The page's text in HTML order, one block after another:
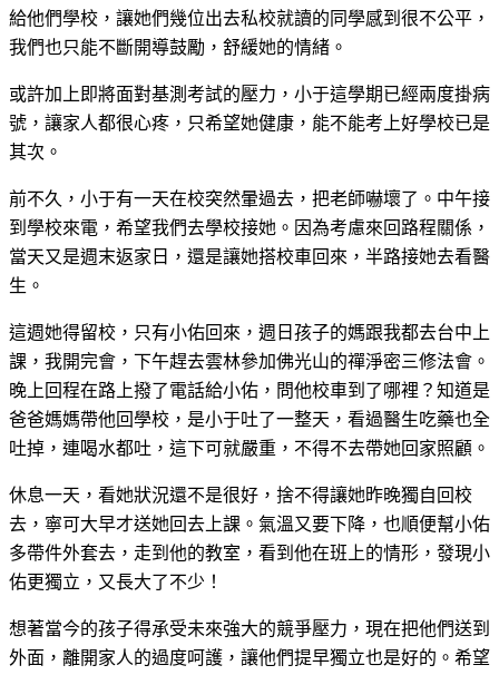
給他們學校，讓她們幾位出去私校就讀的同學感到很不公平，
我們也只能不斷開導鼓勵，舒緩她的情緒。
或許加上即將面對基測考試的壓力，小于這學期已經兩度掛病
號，讓家人都很心疼，只希望她健康，能不能考上好學校已是
其次。
前不久，小于有一天在校突然暈過去，把老師嚇壞了。中午接
到學校來電，希望我們去學校接她。因為考慮來回路程關係，
當天又是週末返家日，還是讓她搭校車回來，半路接她去看醫
生。
這週她得留校，只有小佑回來，週日孩子的媽跟我都去台中上
課，我開完會，下午趕去雲林參加佛光山的禪淨密三修法會。
晚上回程在路上撥了電話給小佑，問他校車到了哪裡？知道是
爸爸媽媽帶他回學校，是小于吐了一整天，看過醫生吃藥也全
吐掉，連喝水都吐，這下可就嚴重，不得不去帶她回家照顧。
休息一天，看她狀況還不是很好，捨不得讓她昨晚獨自回校
去，寧可大早才送她回去上課。氣溫又要下降，也順便幫小佑
多帶件外套去，走到他的教室，看到他在班上的情形，發現小
佑更獨立，又長大了不少！
想著當今的孩子得承受未來強大的競爭壓力，現在把他們送到
外面，離開家人的過度呵護，讓他們提早獨立也是好的。希望